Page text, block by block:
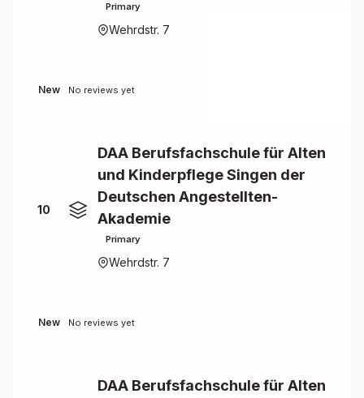
Primary
Wehrdstr. 7
New No reviews yet
10
DAA Berufsfachschule für Alten
und Kinderpflege Singen der
Deutschen Angestellten-
Akademie
Primary
Wehrdstr. 7
New No reviews yet
DAA Berufsfachschule für Alten